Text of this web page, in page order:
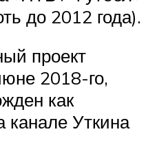
до 2012 года).
проект
2018-го,
как
канале Уткина